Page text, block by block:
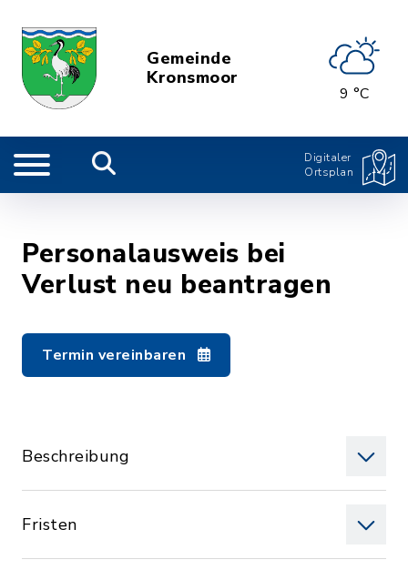
Gemeinde
Kronsmoor
9 °C
Digitaler
Ortsplan
Personalausweis bei
Verlust neu beantragen
Termin vereinbaren
Beschreibung
Fristen